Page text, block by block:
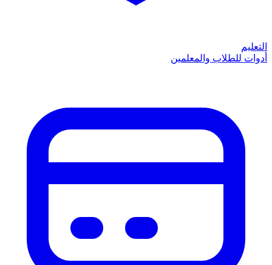
التعليم
أدوات للطلاب والمعلمين